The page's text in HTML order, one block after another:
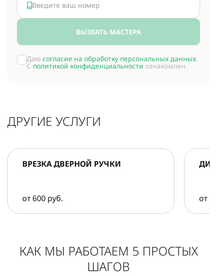
ВЫЗВАТЬ МАСТЕРА
Даю согласие на обработку персональных данных.
С политикой конфиденциальности ознакомлен.
ДРУГИЕ УСЛУГИ
ВРЕЗКА ДВЕРНОЙ РУЧКИ
от 600 руб. от
КАК МЫ РАБОТАЕМ 5 ПРОСТЫХ
ШАГОВ